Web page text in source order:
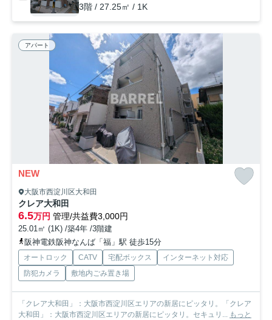
3階 / 27.25㎡ / 1K
アパート
NEW
大阪市西淀川区大和田
クレア大和田
6.5万円 管理/共益費3,000円
25.01㎡ (1K) /築4年 /3階建
阪神電鉄阪神なんば「福」駅 徒歩15分
オートロック CATV 宅配ボックス
インターネット対応
防犯カメラ
敷地内ごみ置き場
「クレア大和田」：大阪市西淀川区エリアの新居にピッタリ。「クレア
大和田」：大阪市西淀川区エリアの新居にピッタリ。セキュリ... もっと